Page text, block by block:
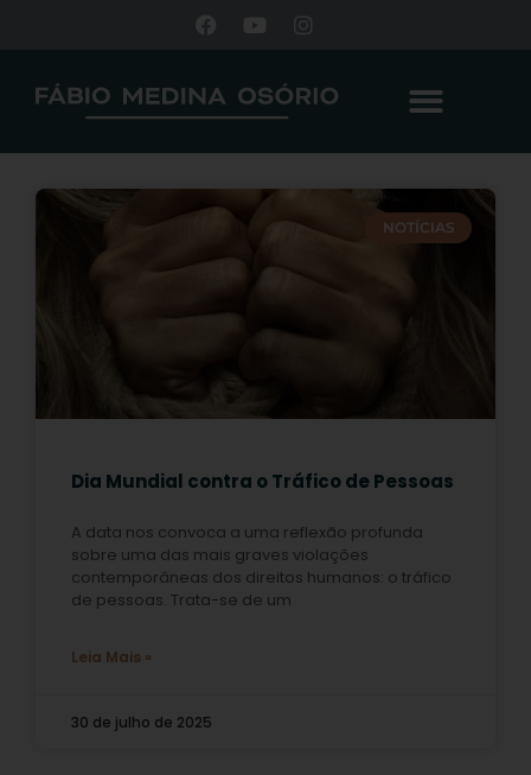
NOTÍCIAS
Dia Mundial contra o Tráfico de Pessoas
A data nos convoca a uma reflexão profunda
sobre uma das mais graves violações
contemporâneas dos direitos humanos: o tráfico
de pessoas. Trata-se de um
Leia Mais »
30 de julho de 2025